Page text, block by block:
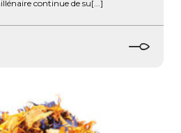
continue de su[...]